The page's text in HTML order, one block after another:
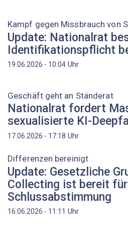
Kampf gegen Missbrauch von
Update: Nationalrat
Identifikationspflicht
19.06.2026 - 10:04 Uhr
Geschäft geht an Ständerat
Nationalrat fordert
sexualisierte KI-
17.06.2026 - 17:18 Uhr
Differenzen bereinigt
Update: Gesetzliche
Collecting ist bereit
Schlussabstimmung
16.06.2026 - 11:11 Uhr